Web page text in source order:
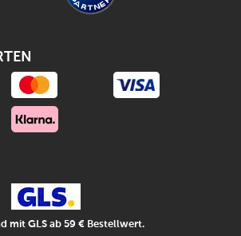
mit GLS ab 59 € Bestellwert.